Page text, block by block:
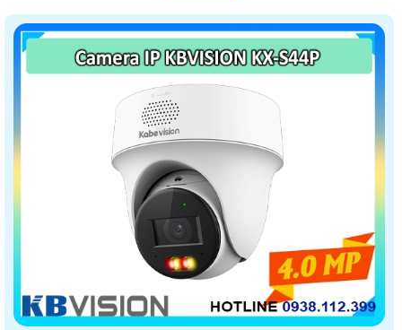
camera chất lượng cao giá rẻ Hãng Kbvision còn cung
cấp các thiết bị An Ninh như chuôn cửa màn hình, báo
động chống trộm báo cháy chuyên nghiệp.